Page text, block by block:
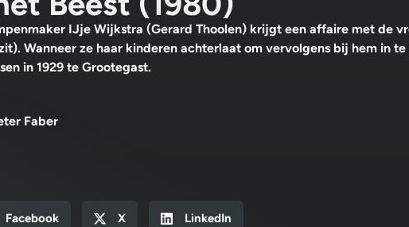
IJje Wijkstra (Gerard Thoolen) krijgt een affaire met de
Wanneer ze haar kinderen achterlaat om vervolgens bij hem in
in 1929 te Grootegast.
Faber
Facebook X LinkedIn